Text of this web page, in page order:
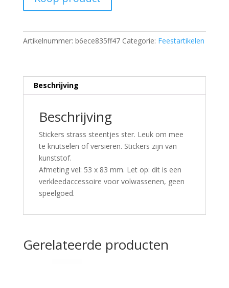
Artikelnummer: b6ece835ff47 Categorie: Feestartikelen
Beschrijving
Beschrijving
Stickers strass steentjes ster. Leuk om mee
te knutselen of versieren. Stickers zijn van
kunststof.
Afmeting vel: 53 x 83 mm. Let op: dit is een
verkleedaccessoire voor volwassenen, geen
speelgoed.
Gerelateerde producten